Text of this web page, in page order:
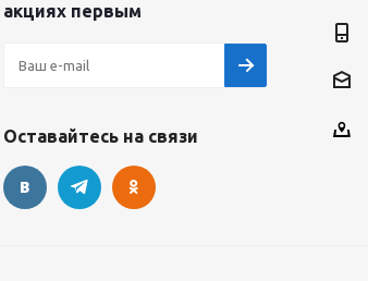
акциях первым
Оставайтесь на связи